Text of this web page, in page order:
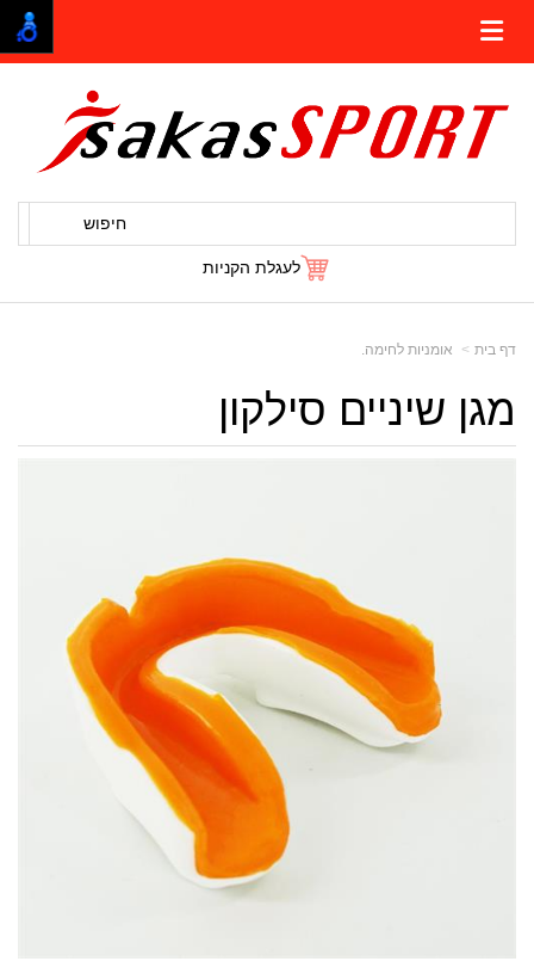
חיפוש
לעגלת הקניות
דף בית אומניות לחימה.
מגן שיניים סילקון